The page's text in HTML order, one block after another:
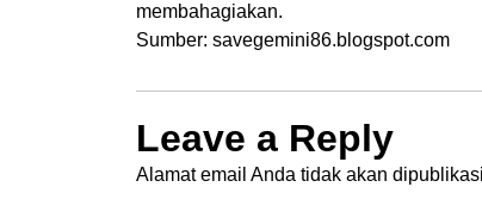
membahagiakan.
Sumber: savegemini86.blogspot.com
Leave a Reply
Alamat email Anda tidak akan